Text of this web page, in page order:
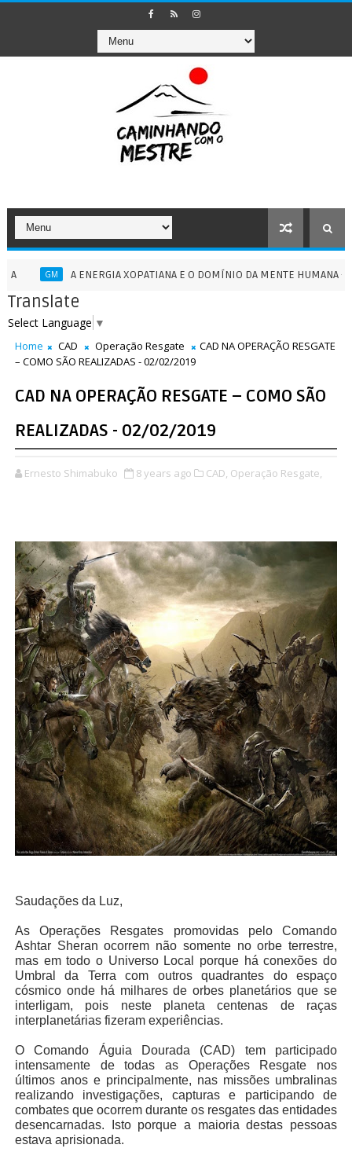
A ENERGIA XOPATIANA E O DOMÍNIO DA MENTE HUMANA - 13/07/
Translate
Select Language ▼
Home CAD Operação Resgate
CAD NA OPERAÇÃO RESGATE
– COMO SÃO REALIZADAS - 02/02/2019
CAD NA OPERAÇÃO RESGATE – COMO SÃO
REALIZADAS - 02/02/2019
Ernesto Shimabuko 8 years ago CAD, Operação Resgate,
Saudações da Luz,
As Operações Resgates promovidas pelo Comando
Ashtar Sheran ocorrem não somente no orbe terrestre,
mas em todo o Universo Local porque há conexões do
Umbral da Terra com outros quadrantes do espaço
cósmico onde há milhares de orbes planetários que se
interligam, pois neste planeta centenas de raças
interplanetárias fizeram experiências.
O Comando Águia Dourada (CAD) tem participado
intensamente de todas as Operações Resgate nos
últimos anos e principalmente, nas missões umbralinas
realizando investigações, capturas e participando de
combates que ocorrem durante os resgates das entidades
desencarnadas. Isto porque a maioria destas pessoas
estava aprisionada.